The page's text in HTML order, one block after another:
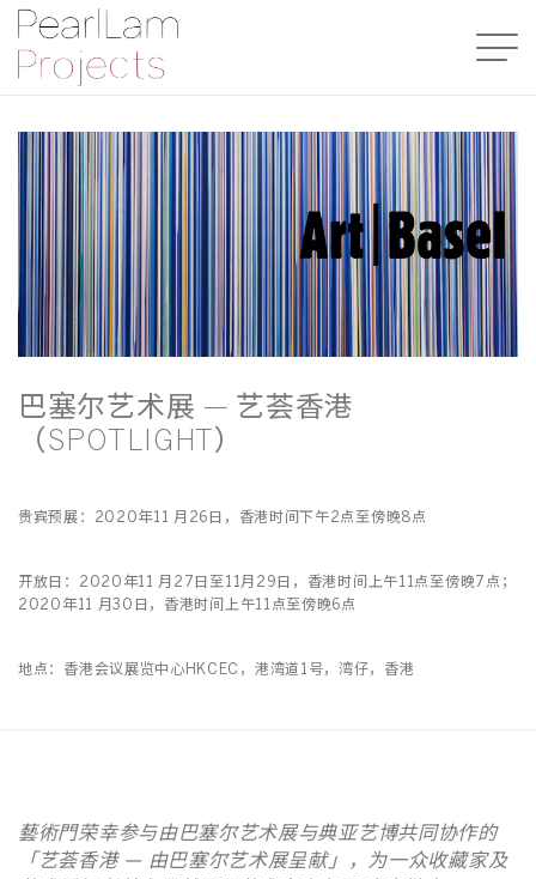
巴塞尔艺术展 — 艺荟香港
（SPOTLIGHT）
贵宾预展：2020年11 月26日，香港时间下午2点至傍晚8点
开放日：2020年11 月27日至11月29日，香港时间上午11点至傍晚7点；
2020年11 月30日，香港时间上午11点至傍晚6点
地点：香港会议展览中心HKCEC，港湾道1号，湾仔，香港
藝術門荣幸参与由巴塞尔艺术展与典亚艺博共同协作的
「艺荟香港 — 由巴塞尔艺术展呈献」，为一众收藏家及